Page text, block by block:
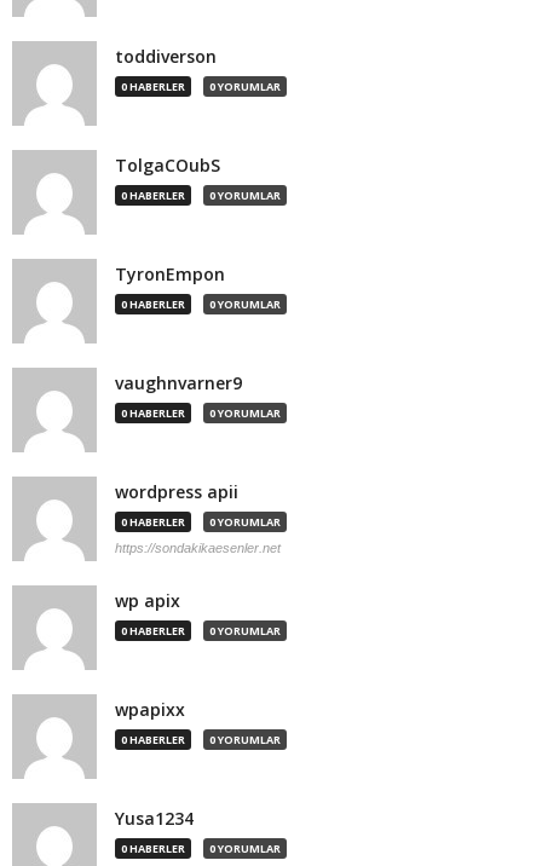
toddiverson
0 HABERLER 0 YORUMLAR
TolgaCOubS
0 HABERLER 0 YORUMLAR
TyronEmpon
0 HABERLER 0 YORUMLAR
vaughnvarner9
0 HABERLER 0 YORUMLAR
wordpress apii
0 HABERLER 0 YORUMLAR
https://sondakikaesenler.net
wp apix
0 HABERLER 0 YORUMLAR
wpapixx
0 HABERLER 0 YORUMLAR
Yusa1234
0 HABERLER 0 YORUMLAR